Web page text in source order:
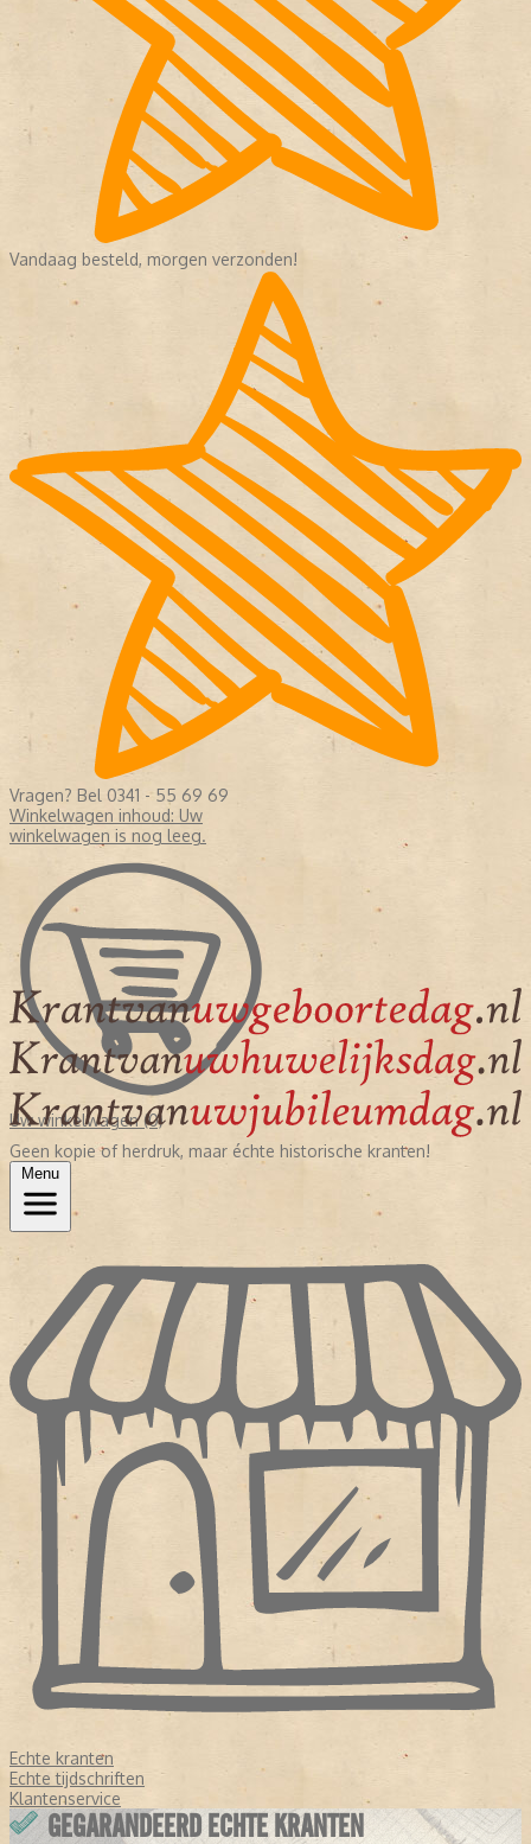
Vandaag besteld, morgen verzonden!
Vragen? Bel 0341 - 55 69 69
Winkelwagen inhoud: Uw
winkelwagen is nog leeg.
Uw winkelwagen (0)
Geen kopie of herdruk, maar échte historische kranten!
Menu
Echte kranten
Echte tijdschriften
Klantenservice
GEGARANDEERD ECHTE KRANTEN